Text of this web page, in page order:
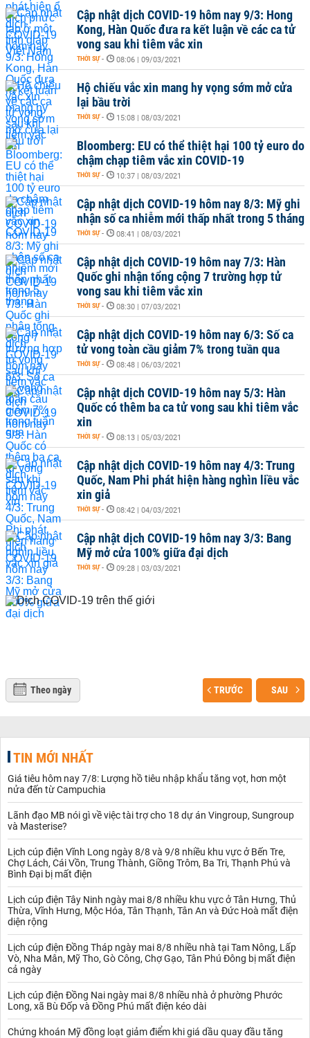
Cập nhật dịch COVID-19 hôm nay 9/3: Hong
Kong, Hàn Quốc đưa ra kết luận về các ca tử
vong sau khi tiêm vắc xin
THỜI SỰ - 08:06 | 09/03/2021
Hộ chiếu vắc xin mang hy vọng sớm mở cửa
lại bầu trời
THỜI SỰ - 15:08 | 08/03/2021
Bloomberg: EU có thể thiệt hại 100 tỷ euro do
chậm chạp tiêm vắc xin COVID-19
THỜI SỰ - 10:37 | 08/03/2021
Cập nhật dịch COVID-19 hôm nay 8/3: Mỹ ghi
nhận số ca nhiễm mới thấp nhất trong 5 tháng
THỜI SỰ - 08:41 | 08/03/2021
Cập nhật dịch COVID-19 hôm nay 7/3: Hàn
Quốc ghi nhận tổng cộng 7 trường hợp tử
vong sau khi tiêm vắc xin
THỜI SỰ - 08:30 | 07/03/2021
Cập nhật dịch COVID-19 hôm nay 6/3: Số ca
tử vong toàn cầu giảm 7% trong tuần qua
THỜI SỰ - 08:48 | 06/03/2021
Cập nhật dịch COVID-19 hôm nay 5/3: Hàn
Quốc có thêm ba ca tử vong sau khi tiêm vắc
xin
THỜI SỰ - 08:13 | 05/03/2021
Cập nhật dịch COVID-19 hôm nay 4/3: Trung
Quốc, Nam Phi phát hiện hàng nghìn liều vắc
xin giả
THỜI SỰ - 08:42 | 04/03/2021
Cập nhật dịch COVID-19 hôm nay 3/3: Bang
Mỹ mở cửa 100% giữa đại dịch
THỜI SỰ - 09:28 | 03/03/2021
Theo ngày TRƯỚC SAU
TIN MỚI NHẤT
Giá tiêu hôm nay 7/8: Lượng hồ tiêu nhập khẩu tăng vọt, hơn một
nửa đến từ Campuchia
Lãnh đạo MB nói gì về việc tài trợ cho 18 dự án Vingroup, Sungroup
và Masterise?
Lịch cúp điện Vĩnh Long ngày 8/8 và 9/8 nhiều khu vực ở Bến Tre,
Chợ Lách, Cái Vồn, Trung Thành, Giồng Trôm, Ba Tri, Thạnh Phú và
Bình Đại bị mất điện
Lịch cúp điện Tây Ninh ngày mai 8/8 nhiều khu vực ở Tân Hưng, Thủ
Thừa, Vĩnh Hưng, Mộc Hóa, Tân Thạnh, Tân An và Đức Hoà mất điện
diện rộng
Lịch cúp điện Đồng Tháp ngày mai 8/8 nhiều nhà tại Tam Nông, Lấp
Vò, Nha Mân, Mỹ Tho, Gò Công, Chợ Gạo, Tân Phú Đông bị mất điện
cả ngày
Lịch cúp điện Đồng Nai ngày mai 8/8 nhiều nhà ở phường Phước
Long, xã Bù Đốp và Đồng Phú mất điện kéo dài
Chứng khoán Mỹ đồng loạt giảm điểm khi giá dầu quay đầu tăng